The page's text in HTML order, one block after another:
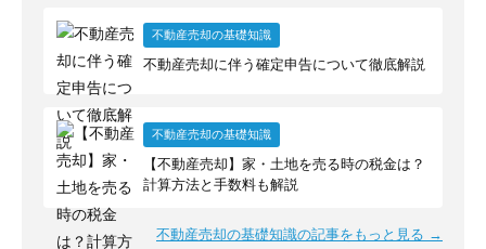
不動産売却の基礎知識
不動産売却に伴う確定申告について徹底解説
不動産売却の基礎知識
【不動産売却】家・土地を売る時の税金は？
計算方法と手数料も解説
不動産売却の基礎知識の記事をもっと見る →